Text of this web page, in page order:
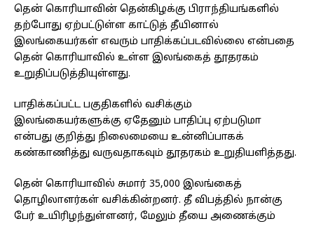
தென் கொரியாவின் தென்கிழக்கு பிராந்தியங்களில்
தற்போது ஏற்பட்டுள்ள காட்டுத் தீயினால்
இலங்கையர்கள் எவரும் பாதிக்கப்படவில்லை என்பதை
தென் கொரியாவில் உள்ள இலங்கைத் தூதரகம்
உறுதிப்படுத்தியுள்ளது.
பாதிக்கப்பட்ட பகுதிகளில் வசிக்கும்
இலங்கையர்களுக்கு ஏதேனும் பாதிப்பு ஏற்படுமா
என்பது குறித்து நிலைமையை உன்னிப்பாகக்
கண்காணித்து வருவதாகவும் தூதரகம் உறுதியளித்தது.
தென் கொரியாவில் சுமார் 35,000 இலங்கைத்
தொழிலாளர்கள் வசிக்கின்றனர். தீ விபத்தில் நான்கு
பேர் உயிரிழந்துள்ளனர், மேலும் தீயை அணைக்கும்